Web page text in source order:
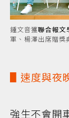
鍾文音獲聯合報文
軍、楊澤出席贈獎
▋速度與夜
強生不會開